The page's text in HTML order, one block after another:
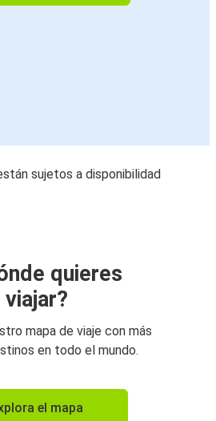
sujetos a disponibilidad
quieres
viajar?
mapa de viaje con más
en todo el mundo.
el mapa